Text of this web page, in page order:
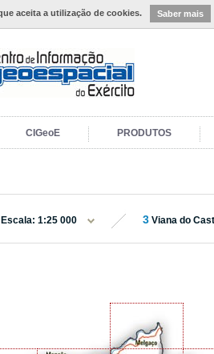
aceita a utilização de cookies. Saber mais
CIGeoE PRODUTOS
Escala: 1:25 000 3 Viana do